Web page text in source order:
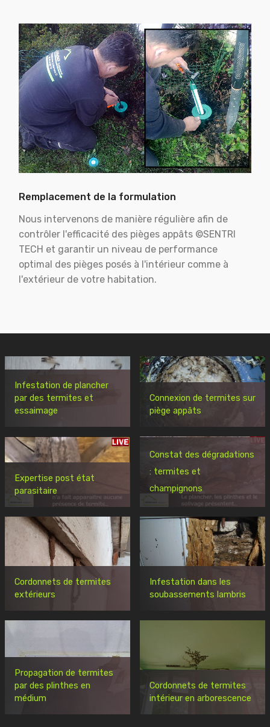
Remplacement de la formulation
Nous intervenons de manière régulière afin de
contrôler l'efficacité des pièges appâts ©SENTRI
TECH et garantir un niveau de performance
optimal des pièges posés à l'intérieur comme à
l'extérieur de votre habitation.
Infestation de plancher
par des termites et
essaimage
Connexion de termites sur
piège appâts
Expertise post état
parasitaire
Constat des dégradations
: termites et
champignons
Cordonnets de termites
extérieurs
Infestation dans les
soubassements lambris
Propagation de termites
par des plinthes en
médium
Cordonnets de termites
intérieur en arborescence